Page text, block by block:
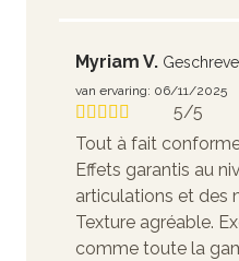
Myriam V.
van ervaring: 06/11/2025
5/5
Tout à fait
Effets garantis au
articulations et des
Texture agréable.
comme toute la